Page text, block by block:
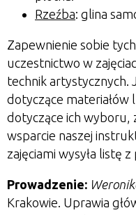
Rzeźba: glina
Zapewnienie sobie
uczestnictwo w
technik artystycznych.
dotyczące materiałów
dotyczące ich wyboru,
wsparcie naszej
zajęciami wysyła listę
Prowadzenie:
Krakowie. Uprawia